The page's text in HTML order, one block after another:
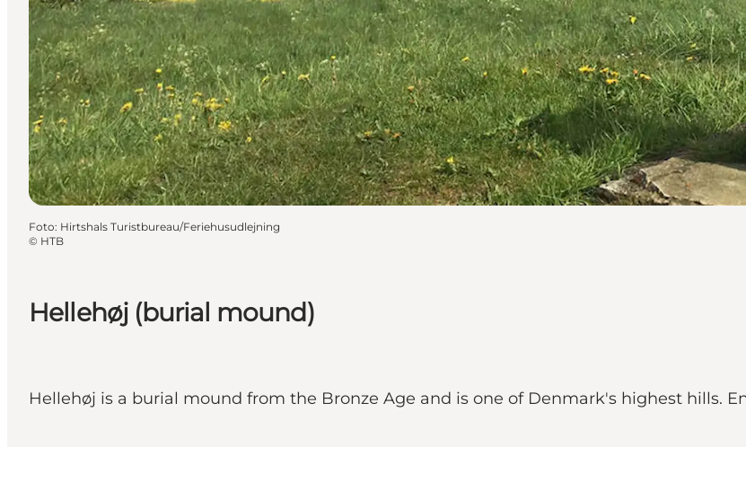
Hellehøj (burial mound)
Hellehøj is a burial mound from the Bronze Age and is one of Denmark's highest hills.
Foto: Hirtshals Turistbureau/Feriehusudlejning
© HTB